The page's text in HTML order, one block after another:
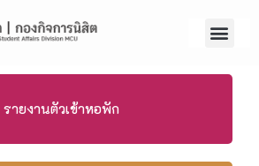
รายงานตัวเข้าหอพัก